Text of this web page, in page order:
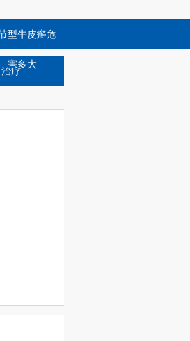
型牛皮癣危
害多大
疗